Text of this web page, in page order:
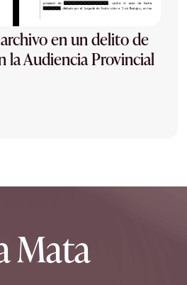
en un delito de
la Audiencia Provincial
Mata